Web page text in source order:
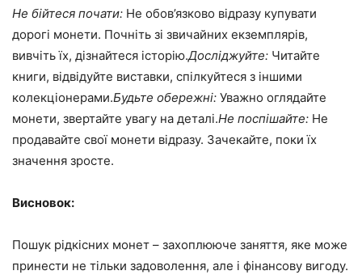
Не бійтеся почати: Не обов’язково відразу купувати
дорогі монети. Почніть зі звичайних екземплярів,
вивчіть їх, дізнайтеся історію.Досліджуйте: Читайте
книги, відвідуйте виставки, спілкуйтеся з іншими
колекціонерами.Будьте обережні: Уважно оглядайте
монети, звертайте увагу на деталі.Не поспішайте: Не
продавайте свої монети відразу. Зачекайте, поки їх
значення зросте.
Висновок:
Пошук рідкісних монет – захоплююче заняття, яке може
принести не тільки задоволення, але і фінансову вигоду.